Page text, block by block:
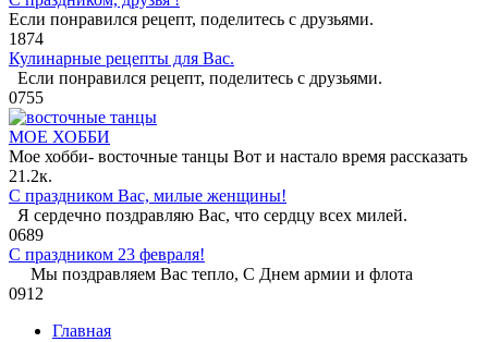
Если понравился рецепт, поделитесь с друзьями.
1874
Кулинарные рецепты для Вас.
Если понравился рецепт, поделитесь с друзьями.
0755
МОЕ ХОББИ
Мое хобби- восточные танцы Вот и настало время рассказать
21.2к.
С праздником Вас, милые женщины!
Я сердечно поздравляю Вас, что сердцу всех милей.
0689
С праздником 23 февраля!
Мы поздравляем Вас тепло, С Днем армии и флота
0912
Главная